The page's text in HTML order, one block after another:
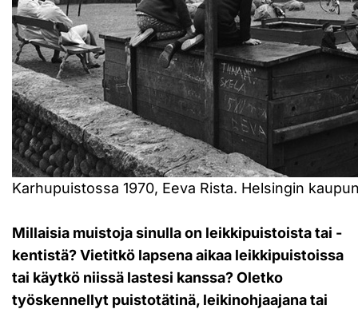
Karhupuistossa 1970, Eeva Rista. Helsingin
Millaisia muistoja sinulla on leikkipuistoista tai -
kentistä? Vietitkö lapsena aikaa leikkipuistoissa
tai käytkö niissä lastesi kanssa? Oletko
työskennellyt puistotätinä, leikinohjaajana tai